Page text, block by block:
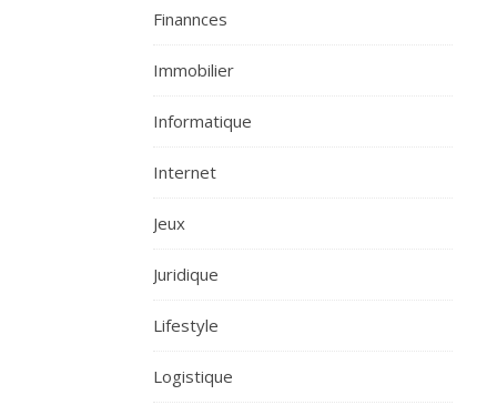
Finannces
Immobilier
Informatique
Internet
Jeux
Juridique
Lifestyle
Logistique